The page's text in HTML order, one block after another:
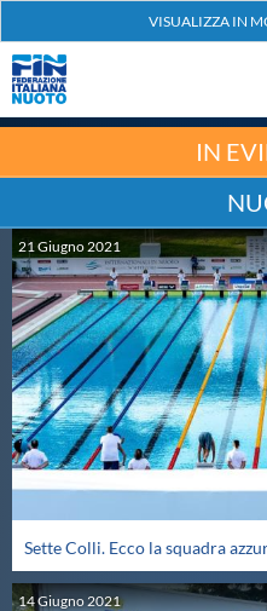
Nuoto
Tuffi
Artistico
Fondo
Master
IN
21Giugno2021
Sette Colli. Ecco la squadra
14Giugno 2021